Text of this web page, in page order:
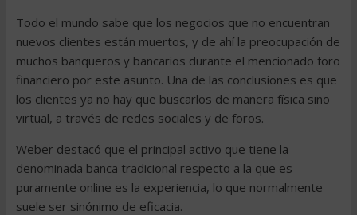
Todo el mundo sabe que los negocios que no encuentran
nuevos clientes están muertos, y de ahí la preocupación de
muchos banqueros y bancarios durante el mencionado foro
financiero por este asunto. Una de las conclusiones es que
los clientes ya no hay que buscarlos de manera física sino
virtual, a través de redes sociales y de foros.
Weber destacó que el principal activo que tiene la
denominada banca tradicional respecto a la que es
puramente online es la experiencia, lo que normalmente
suele ser sinónimo de eficacia.